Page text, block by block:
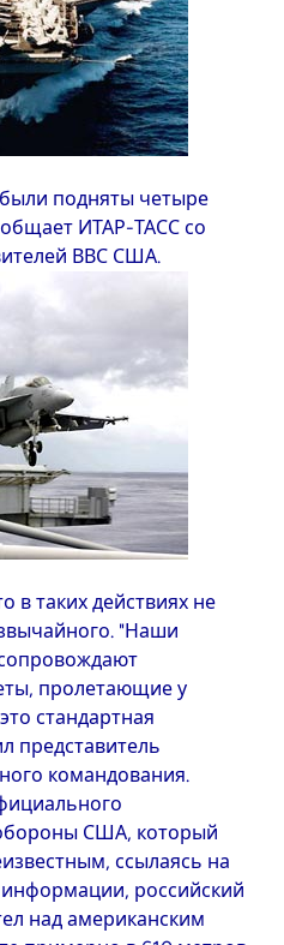
подняты четыре
ИТАР-ТАСС со
ВВС США.
в таких действиях не
"Наши
пролетающие у
стандартная
представитель
командования.
США, который
ссылаясь на
российский
над американским